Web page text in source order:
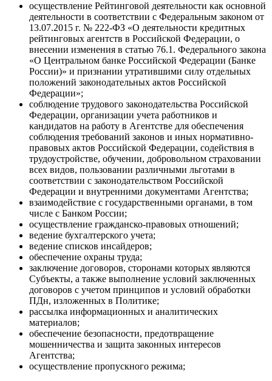
осуществление Рейтинговой деятельности как основной
деятельности в соответствии с Федеральным законом от
13.07.2015 г. № 222-ФЗ «О деятельности кредитных
рейтинговых агентств в Российской Федерации, о
внесении изменения в статью 76.1. Федерального закона
«О Центральном банке Российской Федерации (Банке
России)» и признании утратившими силу отдельных
положений законодательных актов Российской
Федерации»;
соблюдение трудового законодательства Российской
Федерации, организации учета работников и
кандидатов на работу в Агентстве для обеспечения
соблюдения требований законов и иных нормативно-
правовых актов Российской Федерации, содействия в
трудоустройстве, обучении, добровольном страховании
всех видов, пользовании различными льготами в
соответствии с законодательством Российской
Федерации и внутренними документами Агентства;
взаимодействие с государственными органами, в том
числе с Банком России;
осуществление гражданско-правовых отношений;
ведение бухгалтерского учета;
ведение списков инсайдеров;
обеспечение охраны труда;
заключение договоров, сторонами которых являются
Субъекты, а также выполнение условий заключенных
договоров с учетом принципов и условий обработки
ПДн, изложенных в Политике;
рассылка информационных и аналитических
материалов;
обеспечение безопасности, предотвращение
мошенничества и защита законных интересов
Агентства;
осуществление пропускного режима;